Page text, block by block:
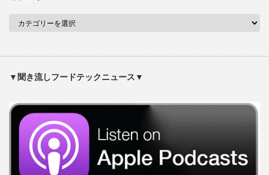
▼聞き流しフードテックニュース▼